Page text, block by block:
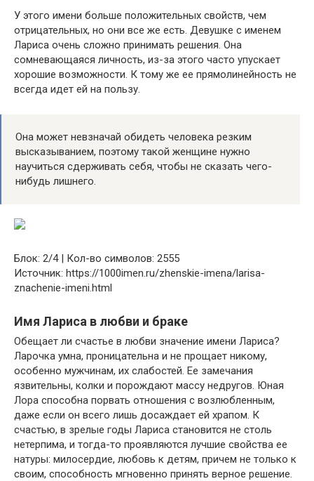
У этого имени больше положительных свойств, чем
отрицательных, но они все же есть. Девушке с именем
Лариса очень сложно принимать решения. Она
сомневающаяся личность, из-за этого часто упускает
хорошие возможности. К тому же ее прямолинейность не
всегда идет ей на пользу.
Она может невзначай обидеть человека резким
высказыванием, поэтому такой женщине нужно
научиться сдерживать себя, чтобы не сказать чего-
нибудь лишнего.
Блок: 2/4 | Кол-во символов: 2555
Источник: https://1000imen.ru/zhenskie-imena/larisa-
znachenie-imeni.html
Имя Лариса в любви и браке
Обещает ли счастье в любви значение имени Лариса?
Ларочка умна, проницательна и не прощает никому,
особенно мужчинам, их слабостей. Ее замечания
язвительны, колки и порождают массу недругов. Юная
Лора способна порвать отношения с возлюбленным,
даже если он всего лишь досаждает ей храпом. К
счастью, в зрелые годы Лариса становится не столь
нетерпима, и тогда-то проявляются лучшие свойства ее
натуры: милосердие, любовь к детям, причем не только к
своим, способность мгновенно принять верное решение.